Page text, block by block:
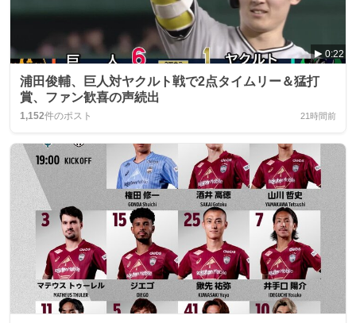
0:22
浦田俊輔、巨人対ヤクルト戦で2点タイムリー＆猛打
賞、ファン歓喜の声続出
1,152件のポスト 21時間前